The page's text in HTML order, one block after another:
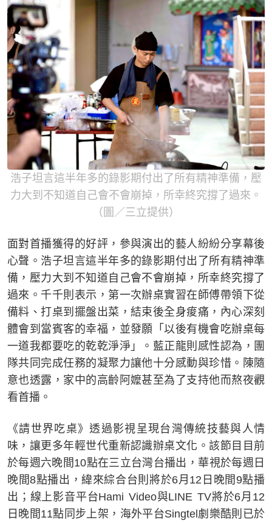
浩子坦言這半年多的錄影期付出了所有精神準備，壓
力大到不知道自己會不會崩掉，所幸終究撐了過來。
（圖／三立提供）
面對首播獲得的好評，參與演出的藝人紛紛分享幕後
心聲。浩子坦言這半年多的錄影期付出了所有精神準
備，壓力大到不知道自己會不會崩掉，所幸終究撐了
過來。千千則表示，第一次辦桌實習在師傅帶領下從
備料、打桌到擺盤出菜，結束後全身痠痛，內心深刻
體會到當賓客的幸福，並發願「以後有機會吃辦桌每
一道我都要吃的乾乾淨淨」。藍正龍則感性認為，團
隊共同完成任務的凝聚力讓他十分感動與珍惜。陳隨
意也透露，家中的高齡阿嬤甚至為了支持他而熬夜觀
看首播。
《請世界吃桌》透過影視呈現台灣傳統技藝與人情
味，讓更多年輕世代重新認識辦桌文化。該節目目前
於每週六晚間10點在三立台灣台播出，華視於每週日
晚間8點播出，緯來綜合台則將於6月12日晚間9點播
出；線上影音平台Hami Video與LINE TV將於6月12
日晚間11點同步上架，海外平台Singtel劇樂酷則已於